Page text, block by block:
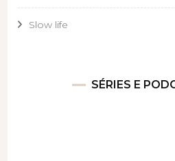
Slow life
SÉRIES E